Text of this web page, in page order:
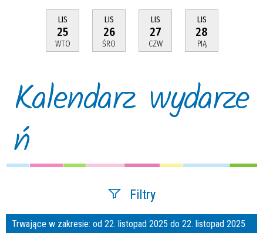
LIS
25
WTO
LIS
26
ŚRO
LIS
27
CZW
LIS
28
PIĄ
Kalendarz wydarze
ń
Filtry
Szukana fraza
Trwające w zakresie: od 22. listopad 2025 do 22. listopad 2025